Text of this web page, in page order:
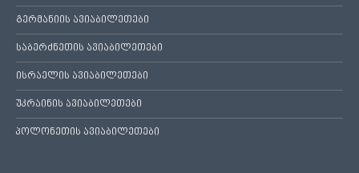
გერმანიის ავიაბილეთები
საბერძნეთის ავიაბილეთები
ისრაელის ავიაბილეთები
უკრაინის ავიაბილეთები
პოლონეთის ავიაბილეთები